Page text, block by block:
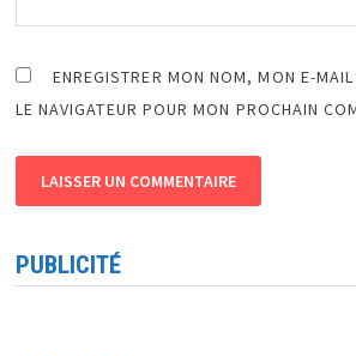
ENREGISTRER MON NOM, MON E-
LE NAVIGATEUR POUR MON PROCHAIN
PUBLICITÉ